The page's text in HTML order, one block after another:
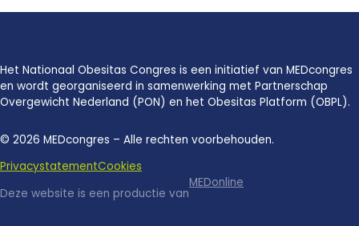
Het Nationaal Obesitas Congres is een initiatief van MEDcongres
en wordt georganiseerd in samenwerking met Partnerschap
Overgewicht Nederland (PON) en het Obesitas Platform (OBPL).
© 2026 MEDcongres – Alle rechten voorbehouden.
PrivacystatementCookies
Deze website is een productie van
MEDonline